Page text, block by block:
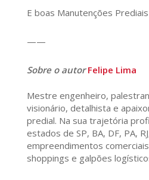
E boas Manutenções
——
Sobre o autorFelipe Lima
Mestre engenheiro,
visionário, detalhista e
predial. Na sua trajetória
estados de SP, BA, DF, PA,
empreendimentos
shoppings e galpões